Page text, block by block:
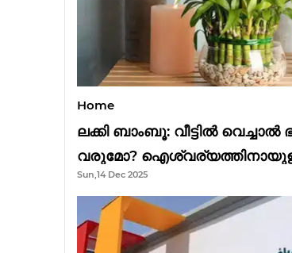
Home
ലക്കി ബാംബൂ: വീട്ടിൽ വെച്ചാൽ
വരുമോ?
ഫെങ് ഷൂയി വിശ്വാസങ്ങൾ
Sun,14 Dec 2025